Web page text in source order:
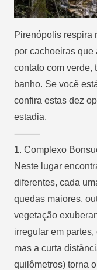
Pirenópolis respira
por cachoeiras que
contato com verde,
banho. Se você
confira estas dez
estadia.
⸻
1. Complexo
Neste lugar
diferentes, cada
quedas maiores,
vegetação
irregular em
mas a curta
quilômetros) torna